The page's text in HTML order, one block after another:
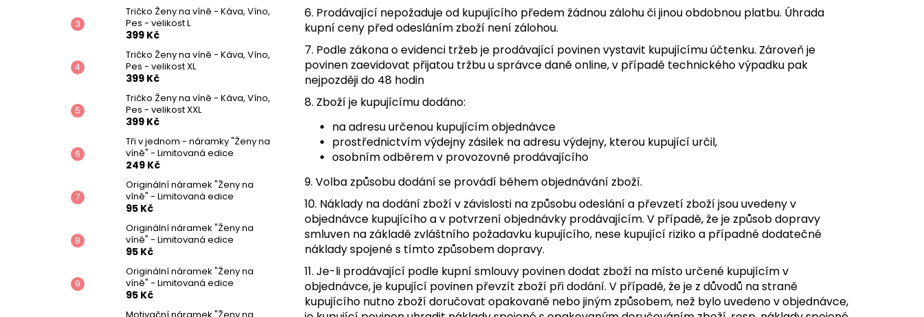
Tričko Ženy na víně - Káva, Víno,
Pes - velikost L
399 Kč
Tričko Ženy na víně - Káva, Víno,
Pes - velikost XL
399 Kč
Tričko Ženy na víně - Káva, Víno,
Pes - velikost XXL
399 Kč
Tři v jednom - náramky "Ženy na
víně" - Limitovaná edice
249 Kč
Originální náramek "Ženy na
víně" - Limitovaná edice
95 Kč
Originální náramek "Ženy na
víně" - Limitovaná edice
95 Kč
Originální náramek "Ženy na
víně" - Limitovaná edice
95 Kč
6. Prodávající nepožaduje od kupujícího předem žádnou zálohu či jinou obdobnou platbu. Úhrada
kupní ceny před odesláním zboží není zálohou.
7. Podle zákona o evidenci tržeb je prodávající povinen vystavit kupujícímu účtenku. Zároveň je
povinen zaevidovat přijatou tržbu u správce daně online, v případě technického výpadku pak
nejpozději do 48 hodin
8. Zboží je kupujícímu dodáno:
na adresu určenou kupujícím objednávce
prostřednictvím výdejny zásilek na adresu výdejny, kterou kupující určil,
osobním odběrem v provozovně prodávajícího
9. Volba způsobu dodání se provádí během objednávání zboží.
10. Náklady na dodání zboží v závislosti na způsobu odeslání a převzetí zboží jsou uvedeny v
objednávce kupujícího a v potvrzení objednávky prodávajícím. V případě, že je způsob dopravy
smluven na základě zvláštního požadavku kupujícího, nese kupující riziko a případné dodatečné
náklady spojené s tímto způsobem dopravy.
11. Je-li prodávající podle kupní smlouvy povinen dodat zboží na místo určené kupujícím v
objednávce, je kupující povinen převzít zboží při dodání. V případě, že je z důvodů na straně
kupujícího nutno zboží doručovat opakovaně nebo jiným způsobem, než bylo uvedeno v objednávce,